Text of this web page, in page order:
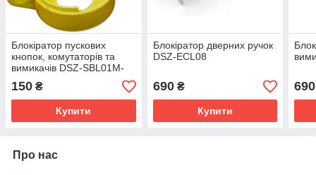
Блокіратор пускових
кнопок, комутаторів та
вимикачів DSZ-SBL01M-
D25
150 ₴
Купити
Блокіратор дверних ручок
DSZ-ECL08
690₴
Купити
690
Про нас